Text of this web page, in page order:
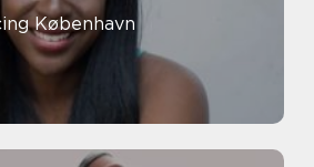
København